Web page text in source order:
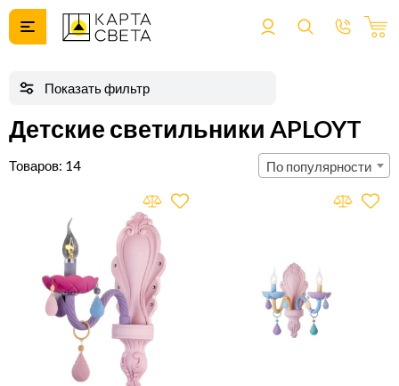
Детские светильники APLOYT
14 По популярности